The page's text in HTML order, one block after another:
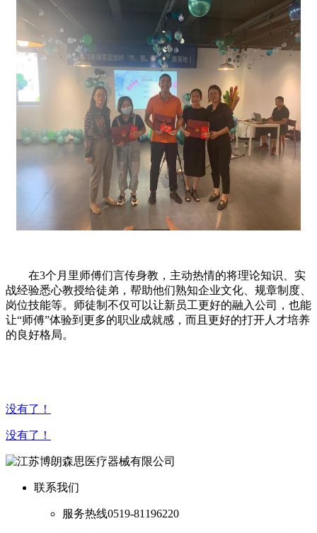
在3个月里师傅们言传身教，主动热情的将理论知识、实
战经验悉心教授给徒弟，帮助他们熟知企业文化、规章制度、
岗位技能等。师徒制不仅可以让新员工更好的融入公司，也能
让“师傅”体验到更多的职业成就感，而且更好的打开人才培养
的良好格局。
没有了！
没有了！
联系我们
服务热线0519-81196220